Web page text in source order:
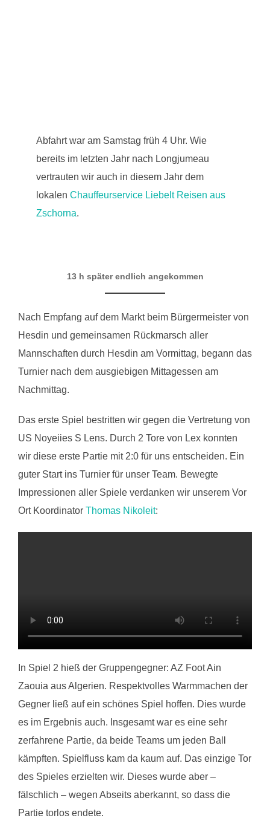
Abfahrt war am Samstag früh 4 Uhr. Wie
bereits im letzten Jahr nach Longjumeau
vertrauten wir auch in diesem Jahr dem
lokalen Chauffeurservice Liebelt Reisen aus
Zschorna.
13 h später endlich angekommen
Nach Empfang auf dem Markt beim Bürgermeister von
Hesdin und gemeinsamen Rückmarsch aller
Mannschaften durch Hesdin am Vormittag, begann das
Turnier nach dem ausgiebigen Mittagessen am
Nachmittag.
Das erste Spiel bestritten wir gegen die Vertretung von
US Noyeiies S Lens. Durch 2 Tore von Lex konnten
wir diese erste Partie mit 2:0 für uns entscheiden. Ein
guter Start ins Turnier für unser Team. Bewegte
Impressionen aller Spiele verdanken wir unserem Vor
Ort Koordinator Thomas Nikoleit:
In Spiel 2 hieß der Gruppengegner: AZ Foot Ain
Zaouia aus Algerien. Respektvolles Warmmachen der
Gegner ließ auf ein schönes Spiel hoffen. Dies wurde
es im Ergebnis auch. Insgesamt war es eine sehr
zerfahrene Partie, da beide Teams um jeden Ball
kämpften. Spielfluss kam da kaum auf. Das einzige Tor
des Spieles erzielten wir. Dieses wurde aber –
fälschlich – wegen Abseits aberkannt, so dass die
Partie torlos endete.